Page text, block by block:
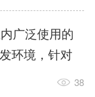
就是个只会
子。它脑子
但没有真正
而
广泛使用的
环境，针对
片机提供编38